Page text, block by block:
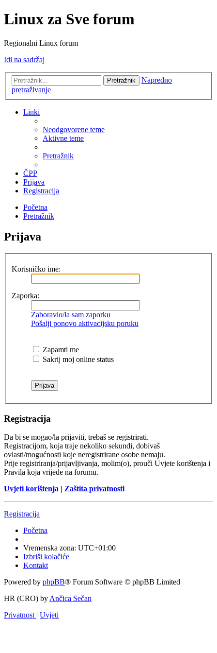
Linux za Sve forum
Regionalni Linux forum
Idi na sadržaj
Pretražnik
Napredno
pretraživanje
Linki
Neodgovorene teme
Aktivne teme
Pretražnik
ČPP
Prijava
Registracija
Početna
Pretražnik
Prijava
Korisničko ime:
Zaporka:
Zaboravio/la sam zaporku
Pošalji ponovo aktivacijsku poruku
Zapamti me
Sakrij moj online status
Registracija
Da bi se mogao/la prijaviti, trebaš se registrirati.
Registracijom, koja traje nekoliko sekundi, dobivaš
ovlasti/mogućnosti koje neregistrirane osobe nemaju.
Prije registriranja/prijavljivanja, molim(o), prouči Uvjete korištenja i
Pravila koja vrijede na forumu.
Uvjeti korištenja | Zaštita privatnosti
Registracija
Početna
Vremenska zona: UTC+01:00
Izbriši kolačiće
Kontakt
Powered by phpBB® Forum Software © phpBB Limited
HR (CRO) by Ančica Sečan
Privatnost | Uvjeti